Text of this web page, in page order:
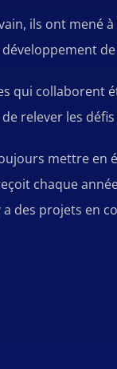
ils ont mené
qui collaborent
relever les
mettre en
chaque
des projets en